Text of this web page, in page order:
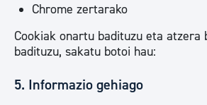
Chrome zertarako
Cookiak onartu badituzu eta atzera
badituzu, sakatu botoi hau:
5. Informazio gehiago